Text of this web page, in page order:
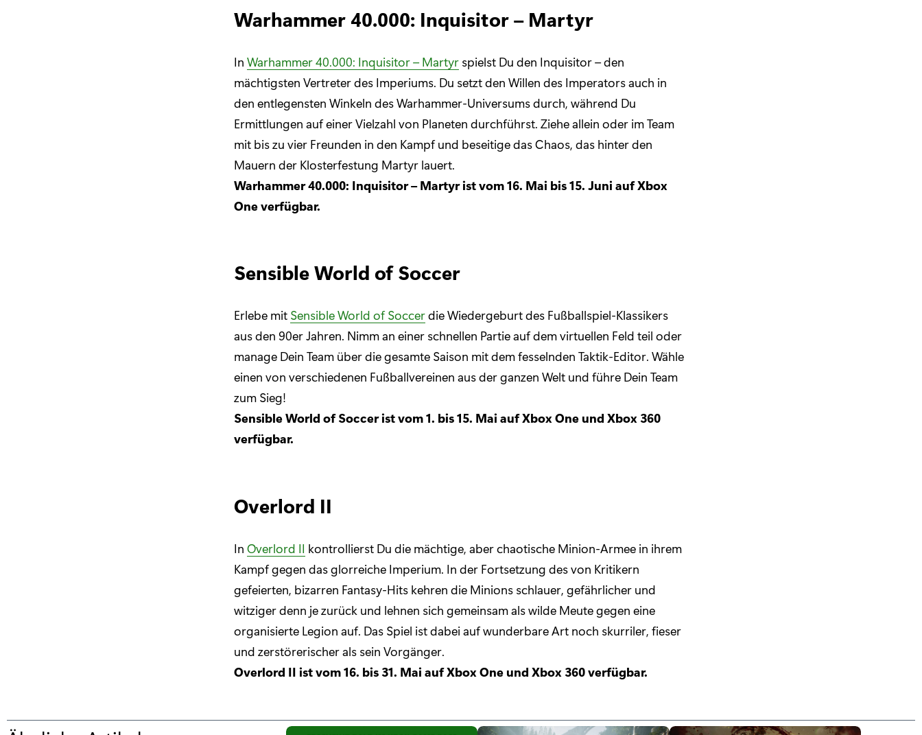
Warhammer 40.000: Inquisitor – Martyr
In Warhammer 40.000: Inquisitor – Martyr spielst Du den Inquisitor – den
mächtigsten Vertreter des Imperiums. Du setzt den Willen des Imperators auch in
den entlegensten Winkeln des Warhammer-Universums durch, während Du
Ermittlungen auf einer Vielzahl von Planeten durchführst. Ziehe allein oder im Team
mit bis zu vier Freunden in den Kampf und beseitige das Chaos, das hinter den
Mauern der Klosterfestung Martyr lauert.
Warhammer 40.000: Inquisitor – Martyr ist vom 16. Mai bis 15. Juni auf Xbox
One verfügbar.
Sensible World of Soccer
Erlebe mit Sensible World of Soccerdie Wiedergeburt des Fußballspiel-Klassikers
aus den 90er Jahren. Nimm an einer schnellen Partie auf dem virtuellen Feld teil oder
manage Dein Team über die gesamte Saison mit dem fesselnden Taktik-Editor. Wähle
einen von verschiedenen Fußballvereinen aus der ganzen Welt und führe Dein Team
zum Sieg!
Sensible World of Soccer ist vom 1. bis 15. Mai auf Xbox One und Xbox 360
verfügbar.
Overlord II
In Overlord II kontrollierst Du die mächtige, aber chaotische Minion-Armee in ihrem
Kampf gegen das glorreiche Imperium. In der Fortsetzung des von Kritikern
gefeierten, bizarren Fantasy-Hits kehren die Minions schlauer, gefährlicher und
witziger denn je zurück und lehnen sich gemeinsam als wilde Meute gegen eine
organisierte Legion auf. Das Spiel ist dabei auf wunderbare Art noch skurriler, fieser
und zerstörerischer als sein Vorgänger.
Overlord II ist vom 16. bis 31. Mai auf Xbox One und Xbox 360 verfügbar.